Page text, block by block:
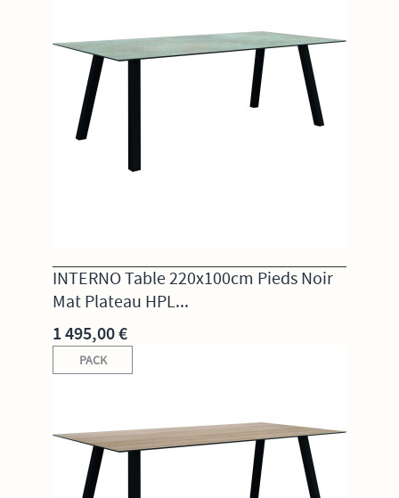
INTERNO Table 220x100cm Pieds Noir
Mat Plateau HPL...
1 495,00 €
PACK